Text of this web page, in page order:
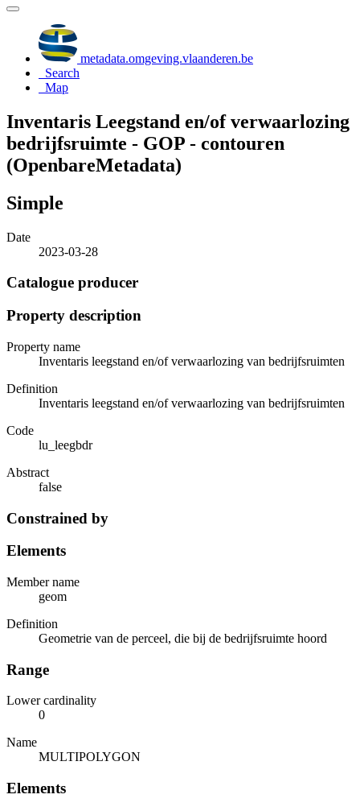
metadata.omgeving.vlaanderen.be
Search
Map
Inventaris Leegstand en/of verwaarlozing
bedrijfsruimte - GOP - contouren
(OpenbareMetadata)
Simple
Date
2023-03-28
Catalogue producer
Property description
Property name
Inventaris leegstand en/of verwaarlozing van bedrijfsruimten
Definition
Inventaris leegstand en/of verwaarlozing van bedrijfsruimten
Code
lu_leegbdr
Abstract
false
Constrained by
Elements
Member name
geom
Definition
Geometrie van de perceel, die bij de bedrijfsruimte hoord
Range
Lower cardinality
0
Name
MULTIPOLYGON
Elements